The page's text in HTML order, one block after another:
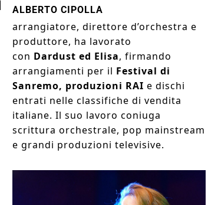
ALBERTO CIPOLLA
arrangiatore, direttore d’orchestra e
produttore, ha lavorato
con Dardust ed Elisa, firmando
arrangiamenti per il Festival di
Sanremo, produzioni RAI e dischi
entrati nelle classifiche di vendita
italiane. Il suo lavoro coniuga
scrittura orchestrale, pop mainstream
e grandi produzioni televisive.